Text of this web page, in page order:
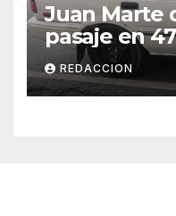
Juan Marte
pasaje en
mantiene
REDACCION